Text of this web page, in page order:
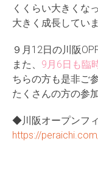
くくらい大きくな
大きく成長してい
９月12日の川阪
また、 9月6日も臨
ちらの方も是非ご
たくさんの方の参
◆川阪オープンフ
https://